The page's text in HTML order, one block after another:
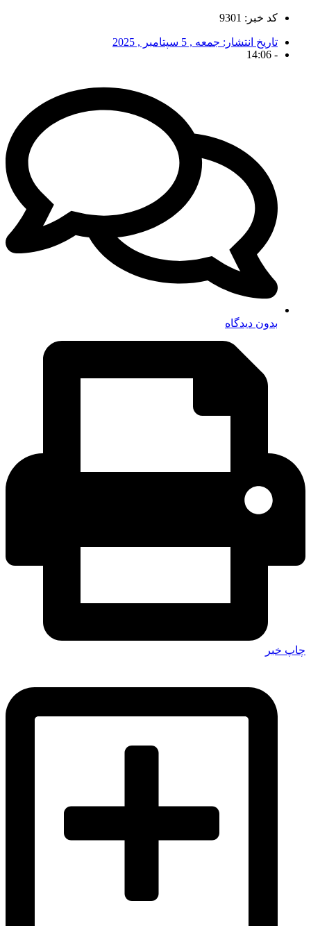
کد خبر: 9301
تاریخ انتشار: جمعه , 5 سپتامبر , 2025
-
14:06
بدون دیدگاه
چاپ خبر